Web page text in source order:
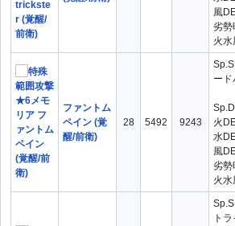
風
劣
火
ファントム
ペイン (覚
醒/前衛)
28 5492 9243
ー
火
水
風
劣
火
ト